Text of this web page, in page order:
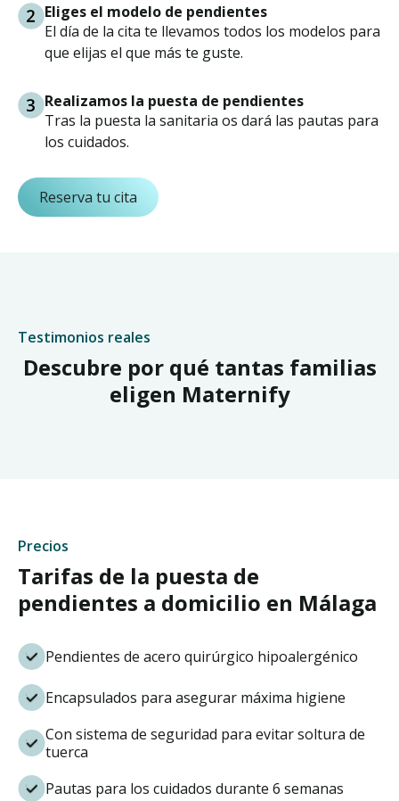
Eliges el modelo de pendientes
El día de la cita te llevamos todos los modelos para
que elijas el que más te guste.
Realizamos la puesta de pendientes
Tras la puesta la sanitaria os dará las pautas para
los cuidados.
Reserva tu cita
Testimonios reales
Descubre por qué tantas familias
eligen Maternify
Precios
Tarifas de la puesta de
pendientes a domicilio en Málaga
Pendientes de acero quirúrgico hipoalergénico
Encapsulados para asegurar máxima higiene
Con sistema de seguridad para evitar soltura de
tuerca
Pautas para los cuidados durante 6 semanas